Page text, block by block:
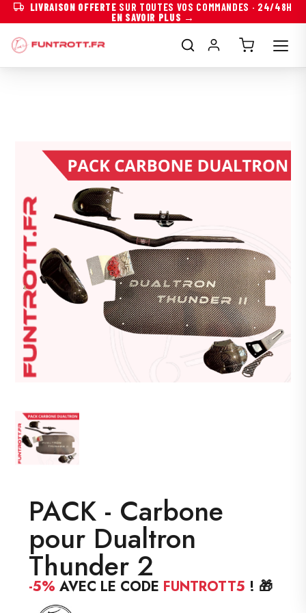
LIVRAISON OFFERTE SUR TOUTES VOS COMMANDES · 24/48H
EN SAVOIR PLUS →
PACK - Carbone
pour Dualtron
Thunder 2
-5% AVEC LE CODE FUNTROTT5 ! 🎁